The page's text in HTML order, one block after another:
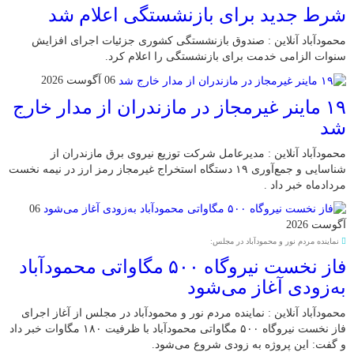
شرط جدید برای بازنشستگی اعلام شد
محمودآباد آنلاین : صندوق بازنشستگی کشوری جزئیات اجرای افزایش
سنوات الزامی خدمت برای بازنشستگی را اعلام کرد.
06 آگوست 2026
۱۹ ماینر غیرمجاز در مازندران از مدار خارج
شد
محمودآباد آنلاین : مدیرعامل شرکت توزیع نیروی برق مازندران از
شناسایی و جمع‌آوری ۱۹ دستگاه استخراج غیرمجاز رمز ارز در نیمه نخست
مردادماه خبر داد .
06
آگوست 2026
نماینده مردم نور و محمودآباد در مجلس:
فاز نخست نیروگاه ۵۰۰ مگاواتی محمودآباد
به‌زودی آغاز می‌شود
محمودآباد آنلاین : نماینده مردم نور و محمودآباد در مجلس از آغاز اجرای
فاز نخست نیروگاه ۵۰۰ مگاواتی محمودآباد با ظرفیت ۱۸۰ مگاوات خبر داد
و گفت: این پروژه به زودی شروع می‌شود.